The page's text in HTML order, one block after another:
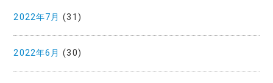
2022年7月 (31)
2022年6月 (30)